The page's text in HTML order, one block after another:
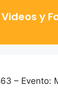
y
– Evento: